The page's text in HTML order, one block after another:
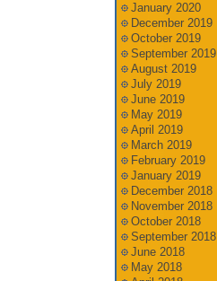
January 2020
December 2019
October 2019
September 2019
August 2019
July 2019
June 2019
May 2019
April 2019
March 2019
February 2019
January 2019
December 2018
November 2018
October 2018
September 2018
June 2018
May 2018